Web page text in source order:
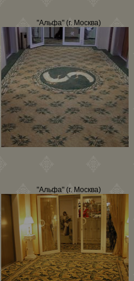
"Альфа" (г. Москва)
"Альфа" (г. Москва)